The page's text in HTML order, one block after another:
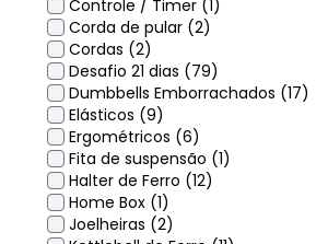
Controle / Timer (1)
Corda de pular (2)
Cordas (2)
Desafio 21 dias (79)
Dumbbells Emborrachados (17)
Elásticos (9)
Ergométricos (6)
Fita de suspensão (1)
Halter de Ferro (12)
Home Box (1)
Joelheiras (2)